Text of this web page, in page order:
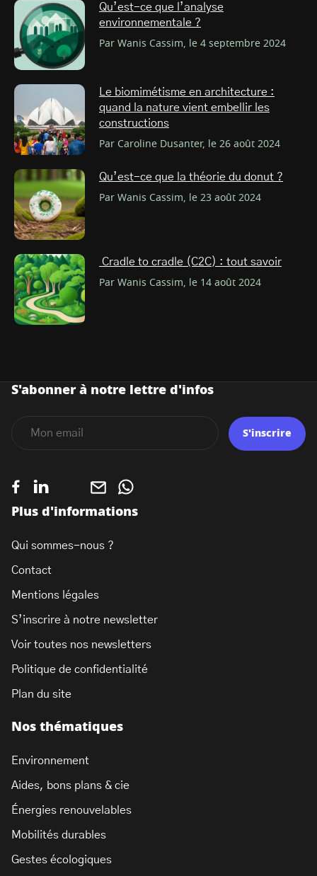
Qu’est-ce que l’analyse
environnementale ?
Par Wanis Cassim, le 4 septembre 2024
Le biomimétisme en architecture :
quand la nature vient embellir les
constructions
Par Caroline Dusanter, le 26 août 2024
Qu’est-ce que la théorie du donut ?
Par Wanis Cassim, le 23 août 2024
Cradle to cradle (C2C) : tout savoir
Par Wanis Cassim, le 14 août 2024
Nos thématiques
Environnement
Aides, bons plans & cie
Énergies renouvelables
Mobilités durables
Gestes écologiques
Plus d'informations
Qui sommes-nous ?
Contact
Mentions légales
S’inscrire à notre newsletter
Voir toutes nos newsletters
Politique de confidentialité
Plan du site
S'abonner à notre lettre d'infos
S'inscrire